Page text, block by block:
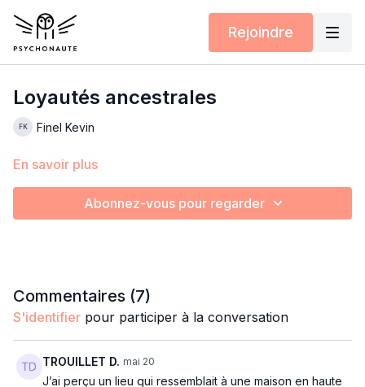
Rejoindre
Loyautés ancestrales
Finel Kevin
En savoir plus
Abonnez-vous pour regarder
Commentaires (7)
S'identifier pour participer à la conversation
TROUILLET D. mai 20
J’ai perçu un lieu qui ressemblait à une maison en haute